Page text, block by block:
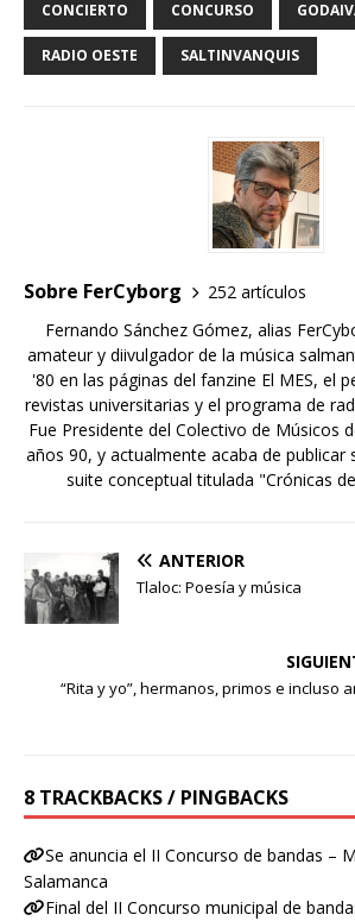
CONCIERTO CONCURSO
RADIO OESTE SALTINVANQUIS
Sobre FerCyborg
252 artículos
Fernando Sánchez Gómez, alias
amateur y diivulgador de la música
'80 en las páginas del fanzine El MES, el
revistas universitarias y el programa de
Fue Presidente del Colectivo de Músicos
años 90, y actualmente acaba de publicar
suite conceptual titulada "Crónicas
ANTERIOR
Tlaloc: Poesía y música
“Rita y yo”, hermanos, primos e incluso
8 TRACKBACKS / PINGBACKS
Se anuncia el II Concurso de bandas –
Salamanca
Final del II Concurso municipal de